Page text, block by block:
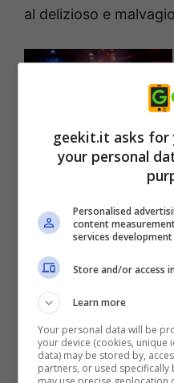
al delizioso e
I giocatori potranno
combinazione di
per farsi strada
Citadel Station,
enigmi e segreti
di salvare la Terra
geekit.it asks for
your personal
Personalised
content
services development
Store and/or access
Learn more
Your personal data will be
your device (cookies, unique
data) may be stored by,
partners, or used specifically